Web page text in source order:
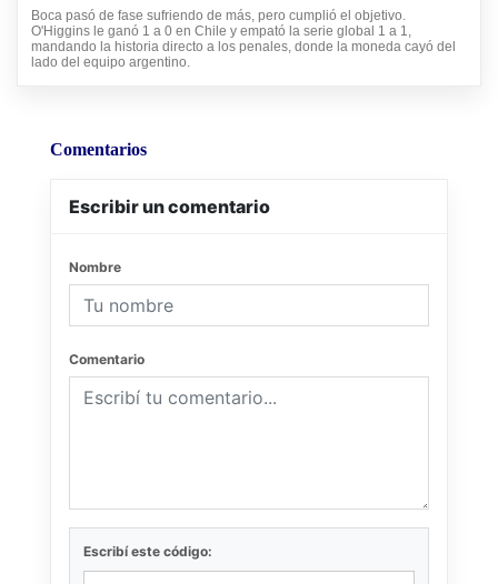
Boca pasó de fase sufriendo de más, pero cumplió el objetivo.
O'Higgins le ganó 1 a 0 en Chile y empató la serie global 1 a 1,
mandando la historia directo a los penales, donde la moneda cayó del
lado del equipo argentino.
Comentarios
Escribir un comentario
Nombre
Comentario
Escribí este código: